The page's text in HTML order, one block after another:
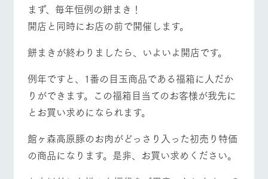
まず、毎年恒例の餅まき！
開店と同時にお店の前で開催します。
餅まきが終わりましたら、いよいよ開店です。
例年ですと、1番の目玉商品である福箱に人だか
りができます。この福箱目当てのお客様が我先に
とお買い求めになられます。
館ヶ森高原豚のお肉がどっさり入った初売り特価
の商品になります。是非、お買い求めください。